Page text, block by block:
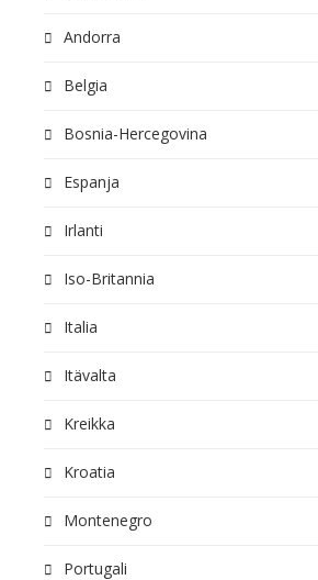
Andorra
Belgia
Bosnia-Hercegovina
Espanja
Irlanti
Iso-Britannia
Italia
Itävalta
Kreikka
Kroatia
Montenegro
Portugali